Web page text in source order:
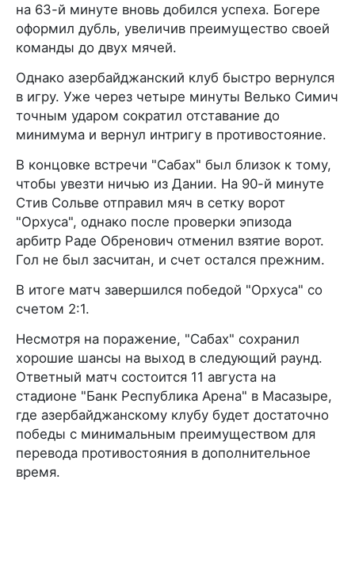
на 63-й минуте вновь добился успеха. Богере
оформил дубль, увеличив преимущество своей
команды до двух мячей.
Однако азербайджанский клуб быстро вернулся
в игру. Уже через четыре минуты Велько Симич
точным ударом сократил отставание до
минимума и вернул интригу в противостояние.
В концовке встречи "Сабах" был близок к тому,
чтобы увезти ничью из Дании. На 90-й минуте
Стив Сольве отправил мяч в сетку ворот
"Орхуса", однако после проверки эпизода
арбитр Раде Обренович отменил взятие ворот.
Гол не был засчитан, и счет остался прежним.
В итоге матч завершился победой "Орхуса" со
счетом 2:1.
Несмотря на поражение, "Сабах" сохранил
хорошие шансы на выход в следующий раунд.
Ответный матч состоится 11 августа на
стадионе "Банк Республика Арена" в Масазыре,
где азербайджанскому клубу будет достаточно
победы с минимальным преимуществом для
перевода противостояния в дополнительное
время.